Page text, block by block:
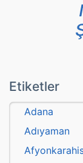
Etiketler
Adana
Adıyaman